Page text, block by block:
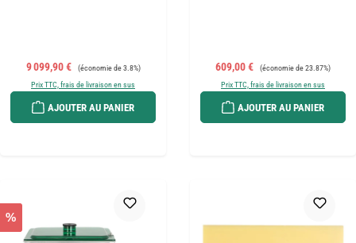
Prix de vente :
9 099,90 € Prix régulier :
(économie de 3.8%)
Prix TTC, frais de livraison en sus
AJOUTER AU PANIER
Prix de vente :
609,00 € Prix régulier :
(économie de 23.87%)
Prix TTC, frais de livraison en sus
AJOUTER AU PANIER
%